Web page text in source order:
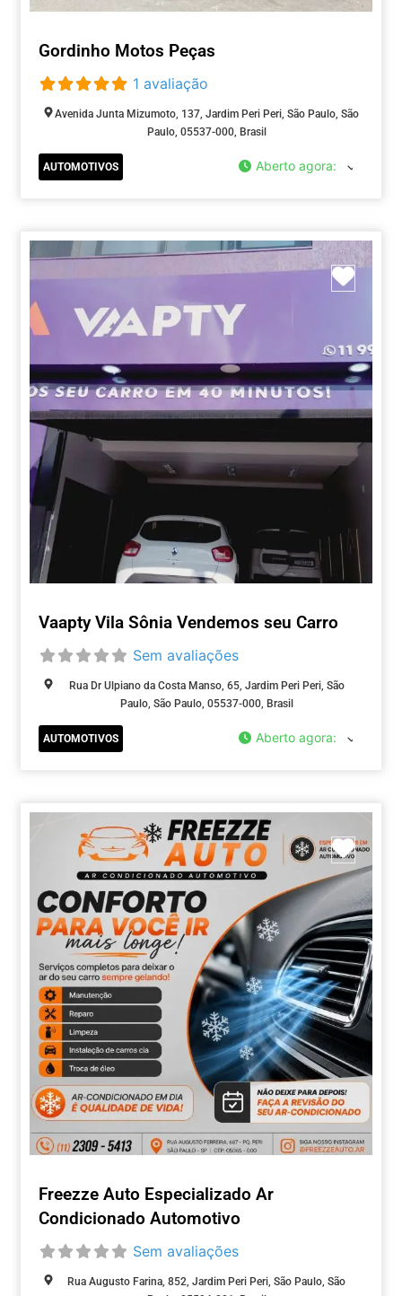
Gordinho Motos Peças
1 avaliação
Avenida Junta Mizumoto, 137, Jardim Peri Peri, São Paulo, São
Paulo, 05537-000, Brasil
AUTOMOTIVOS Aberto agora:
Vaapty Vila Sônia Vendemos seu Carro
Sem avaliações
Rua Dr Ulpiano da Costa Manso, 65, Jardim Peri Peri, São
Paulo, São Paulo, 05537-000, Brasil
AUTOMOTIVOS Aberto agora:
Freezze Auto Especializado Ar
Condicionado Automotivo
Sem avaliações
Rua Augusto Farina, 852, Jardim Peri Peri, São Paulo, São